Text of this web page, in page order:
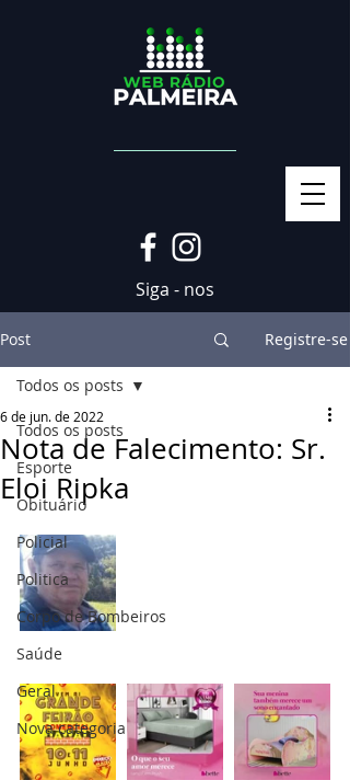
Siga - nos
Post Registre-se
Todos os posts
Esporte
Obituário
Policial
Politica
Corpo de Bombeiros
Saúde
Geral
Nova categoria
Todos os posts
Nota de Falecimento: Sr.
Eloi Ripka
6 de jun. de 2022